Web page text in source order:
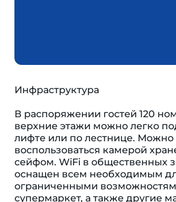
Инфраструктура
В распоряжении гостей 120
верхние этажи можно легко
лифте или по лестнице. Можно
воспользоваться камерой
сейфом. WiFi в общественных
оснащен всем необходимым
ограниченными
супермаркет, а также другие